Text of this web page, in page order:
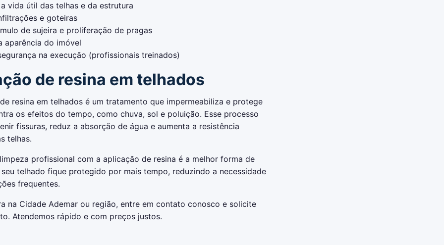
vida útil das telhas e da estrutura
e goteiras
de sujeira e proliferação de pragas
aparência do imóvel
na execução (profissionais treinados)
de resina em telhados
resina em telhados é um tratamento que impermeabiliza e protege
os efeitos do tempo, como chuva, sol e poluição. Esse processo
fissuras, reduz a absorção de água e aumenta a resistência
telhas.
profissional com a aplicação de resina é a melhor forma de
telhado fique protegido por mais tempo, reduzindo a necessidade
frequentes.
na Cidade Ademar ou região, entre em contato conosco e solicite
Atendemos rápido e com preços justos.